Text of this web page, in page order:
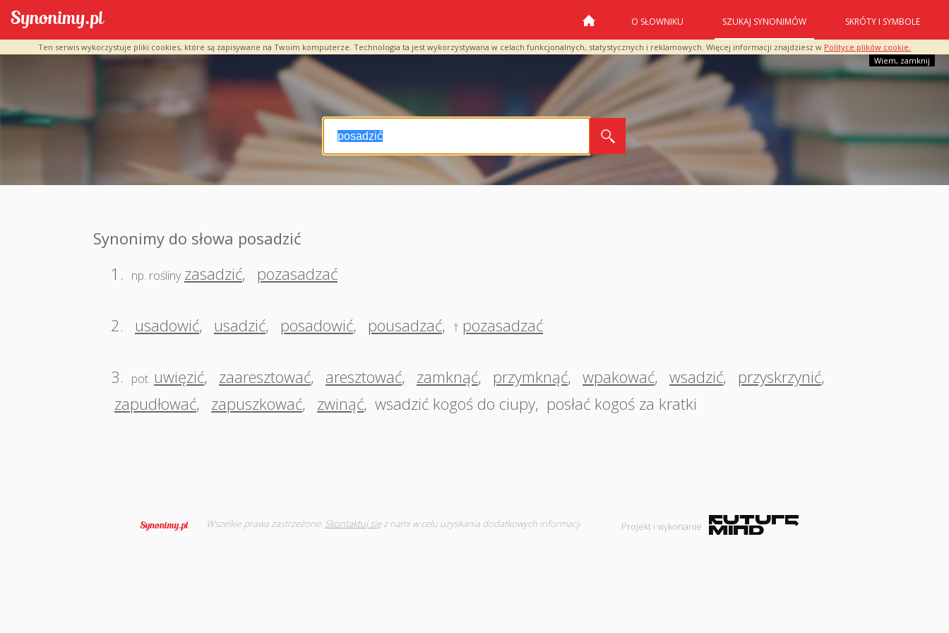
Ten serwis wykorzystuje pliki cookies, które są zapisywane na Twoim komputerze. Technologia ta jest wykorzystywana w celach funkcjonalnych, statystycznych i reklamowych. Więcej informacji znajdziesz w Polityce plików cookie.
Wiem, zamknij
O SŁOWNIKU SZUKAJ SYNONIMÓW SKRÓTY I SYMBOLE
Synonimy do słowa posadzić
1.
np. rośliny zasadzić, pozasadzać
2. usadowić, usadzić, posadowić, pousadzać, † pozasadzać
3. pot. uwięzić, zaaresztować, aresztować, zamknąć, przymknąć, wpakować, wsadzić, przyskrzynić,
zapudłować, zapuszkować, zwinąć, wsadzić kogoś do ciupy, posłać kogoś za kratki
Wszelkie prawa zastrzeżone. Skontaktuj sięz nami w celu uzyskania dodatkowych informacji Projekt i wykonanie